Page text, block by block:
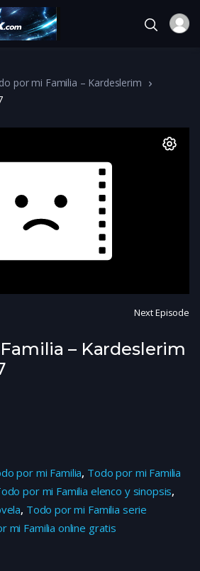
por mi Familia – Kardeslerim
Next Episode
– Kardeslerim
por mi Familia, Todo por mi Familia
por mi Familia elenco y sinopsis,
, Todo por mi Familia serie
mi Familia online gratis